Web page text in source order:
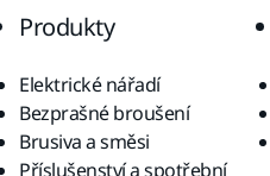
Produkty
Elektrické nářadí
Bezprašné broušení
Brusiva a směsi
Příslušenství a spotřební